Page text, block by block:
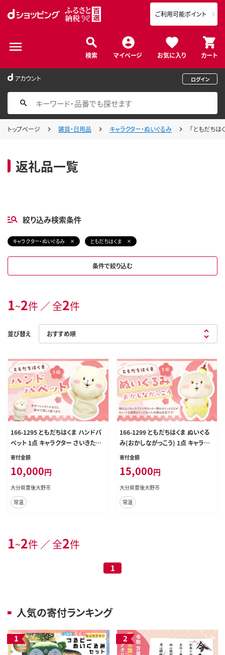
検索 マイページ お気に入り カート
ご利用可能ポイント
アカウント ログイン
トップページ 雑貨・日用品 キャラクター・ぬいぐるみ 「ともだちは
返礼品一覧
絞り込み検索条件
キャラクター・ぬいぐるみ ともだちはくま
条件で絞り込む
1~2件 ／ 全2件
並び替え
166-1295 ともだちはくま ハンドパ
ペット 1点 キャラクター さいきたむ
む 限定 グッズ パペット ぬいぐるみ
寄付金額
10,000円
大分県豊後大野市
常温
166-1299 ともだちはくま ぬいぐる
み(おかしながっこう) 1点 キャラク
ター さいきたむむ 限定 グッズ 動物
寄付金額
15,000円
大分県豊後大野市
常温
1~2件 ／ 全2件
1
人気の寄付ランキング